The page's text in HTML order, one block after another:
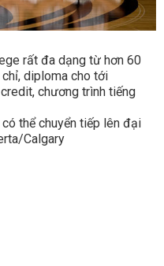
rất đa dạng từ hơn 60
diploma cho tới
chương trình tiếng
thể chuyển tiếp lên đại
Calgary